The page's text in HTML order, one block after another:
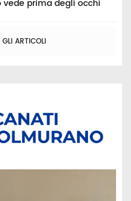
vede prima degli occhi
ARTICOLI